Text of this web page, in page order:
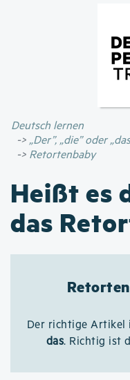
Deutsch lernen
„Der”, „die” oder
Retortenbaby
Heißt es
das
Der richtige Artikel
das. Richtig ist